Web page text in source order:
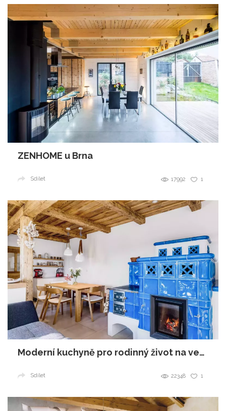
ZENHOME u Brna
1
17992
Sdílet
Moderní kuchyně pro rodinný život na venkově
1
22348
Sdílet